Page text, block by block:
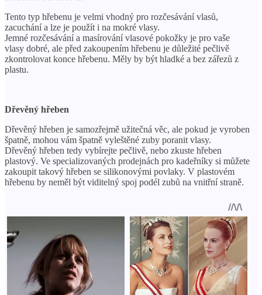
Tento typ hřebenu je velmi vhodný pro rozčesávání vlasů,
zacuchání a lze je použít i na mokré vlasy.
Jemné rozčesávání a masírování vlasové pokožky je pro vaše
vlasy dobré, ale před zakoupením hřebenu je důležité pečlivě
zkontrolovat konce hřebenu. Měly by být hladké a bez zářezů z
plastu.
Dřevěný hřeben
Dřevěný hřeben je samozřejmě užitečná věc, ale pokud je vyroben
špatně, mohou vám špatně vyleštěné zuby poranit vlasy.
Dřevěný hřeben tedy vybírejte pečlivě, nebo zkuste hřeben
plastový. Ve specializovaných prodejnách pro kadeřníky si můžete
zakoupit takový hřeben se silikonovými povlaky. V plastovém
hřebenu by neměl být viditelný spoj podél zubů na vnitřní straně.